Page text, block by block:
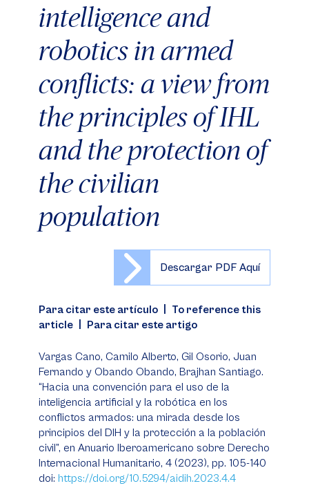
intelligence and
robotics in armed
conflicts: a view from
the principles of IHL
and the protection of
the civilian
population
Descargar PDF Aquí
Para citar este artículo | To reference this
article | Para citar este artigo
Vargas Cano, Camilo Alberto, Gil Osorio, Juan
Fernando y Obando Obando, Brajhan Santiago.
“Hacia una convención para el uso de la
inteligencia artificial y la robótica en los
conflictos armados: una mirada desde los
principios del DIH y la protección a la población
civil”, en Anuario Iberoamericano sobre Derecho
Internacional Humanitario, 4 (2023), pp. 105-140
doi: https://doi.org/10.5294/aidih.2023.4.4